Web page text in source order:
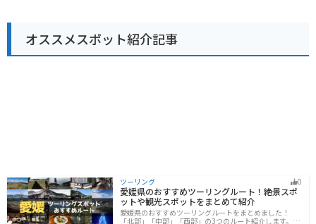
には、日本の滝百選にも選ばれた「原不動滝」がありま
す。落差約100mの雄大な滝は一見の価値があります。ま
た、車で約20分の場所には、豊かな自然に囲まれた「フ
オススメスポット紹介記事
ツーリング 0
愛媛県のおすすめツーリングルート！絶景スポ
ットや観光スポットをまとめて紹介
愛媛県のおすすめツーリングルートをまとめました！
「北部」「中部」「西部」の3つのルート紹介します。山